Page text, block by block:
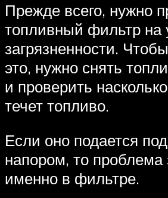
Прежде всего, нужно
топливный фильтр на
загрязненности.
это, нужно снять
и проверить
течет топливо.
Если оно подается
напором, то проблема
именно в фильтре.